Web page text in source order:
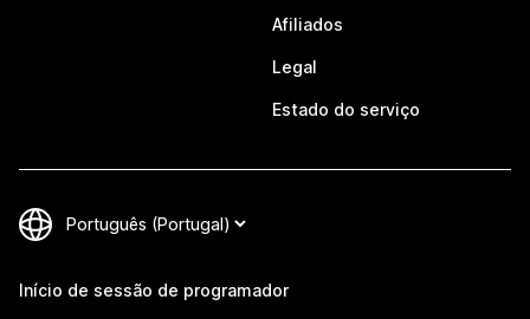
Afiliados
Legal
Estado do serviço
Início de sessão de programador